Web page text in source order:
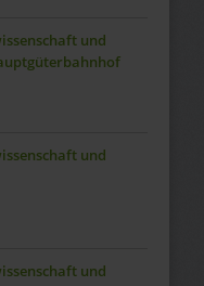
und
und
und